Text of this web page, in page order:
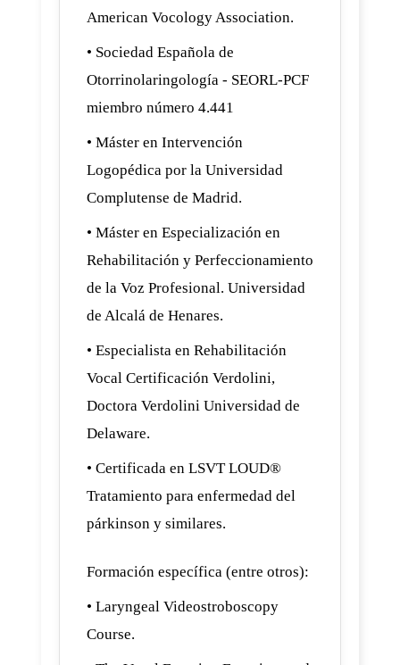
American Vocology Association.
• Sociedad Española de
Otorrinolaringología - SEORL-PCF
miembro número 4.441
• Máster en Intervención
Logopédica por la Universidad
Complutense de Madrid.
• Máster en Especialización en
Rehabilitación y Perfeccionamiento
de la Voz Profesional. Universidad
de Alcalá de Henares.
• Especialista en Rehabilitación
Vocal Certificación Verdolini,
Doctora Verdolini Universidad de
Delaware.
• Certificada en LSVT LOUD®
Tratamiento para enfermedad del
párkinson y similares.
Formación específica (entre otros):
• Laryngeal Videostroboscopy
Course.